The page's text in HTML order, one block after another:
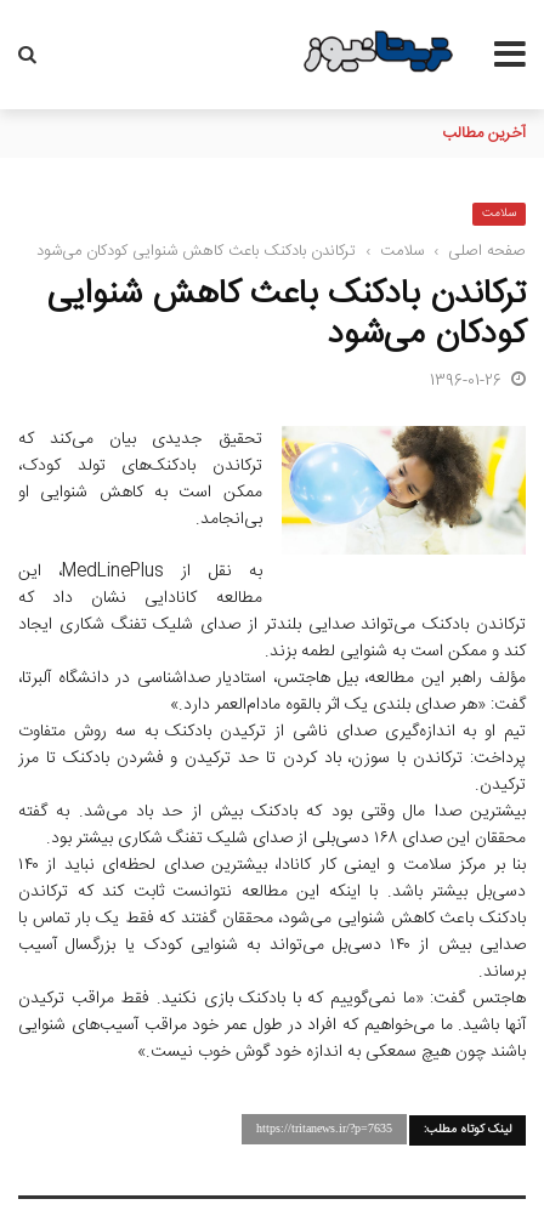
آخرین مطالب
سلامت
صفحه اصلی › سلامت › ترکاندن بادکنک باعث کاهش شنوایی کودکان می‌شود
ترکاندن بادکنک باعث کاهش شنوایی
کودکان می‌شود
1396-01-26
تحقیق جدیدی بیان می‌کند که
ترکاندن بادکنک‌های تولد کودک،
ممکن است به کاهش شنوایی او
بی‌انجامد.
به نقل از MedLinePlus، این
مطالعه کانادایی نشان داد که
ترکاندن بادکنک می‌تواند صدایی بلندتر از صدای شلیک تفنگ شکاری ایجاد
کند و ممکن است به شنوایی لطمه بزند.
مؤلف راهبر این مطالعه، بیل هاجتس، استادیار صداشناسی در دانشگاه آلبرتا،
گفت: «هر صدای بلندی یک اثر بالقوه مادام‌العمر دارد.»
تیم او به اندازه‌گیری صدای ناشی از ترکیدن بادکنک به سه روش متفاوت
پرداخت: ترکاندن با سوزن، باد کردن تا حد ترکیدن و فشردن بادکنک تا مرز
ترکیدن.
بیشترین صدا مال وقتی بود که بادکنک بیش از حد باد می‌شد. به گفته
محققان این صدای ۱۶۸ دسی‌بلی از صدای شلیک تفنگ شکاری بیشتر بود.
بنا بر مرکز سلامت و ایمنی کار کانادا، بیشترین صدای لحظه‌ای نباید از ۱۴۰
دسی‌بل بیشتر باشد. با اینکه این مطالعه نتوانست ثابت کند که ترکاندن
بادکنک باعث کاهش شنوایی می‌شود، محققان گفتند که فقط یک بار تماس با
صدایی بیش از ۱۴۰ دسی‌بل می‌تواند به شنوایی کودک یا بزرگسال آسیب
برساند.
هاجتس گفت: «ما نمی‌گوییم که با بادکنک بازی نکنید. فقط مراقب ترکیدن
آنها باشید. ما می‌خواهیم که افراد در طول عمر خود مراقب آسیب‌های شنوایی
باشند چون هیچ سمعکی به اندازه خود گوش خوب نیست.»
لینک کوتاه مطلب: https://tritanews.ir/?p=7635